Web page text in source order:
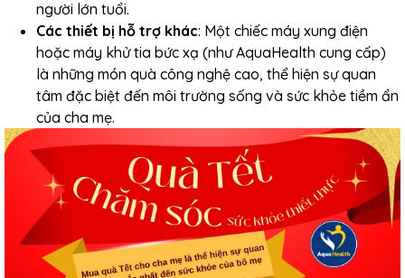
người lớn tuổi.
Các thiết bị hỗ trợ khác: Một chiếc máy xung điện
hoặc máy khử tia bức xạ (như AquaHealth cung cấp)
là những món quà công nghệ cao, thể hiện sự quan
tâm đặc biệt đến môi trường sống và sức khỏe tiềm ẩn
của cha mẹ.